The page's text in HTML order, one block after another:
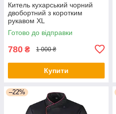
Китель кухарський чорний
двобортний з коротким
рукавом XL
Готово до відправки
780 ₴ 1 000 ₴
Купити
–22%